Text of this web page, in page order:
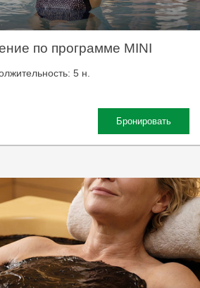
по программе MINI
5 н.
Бронировать